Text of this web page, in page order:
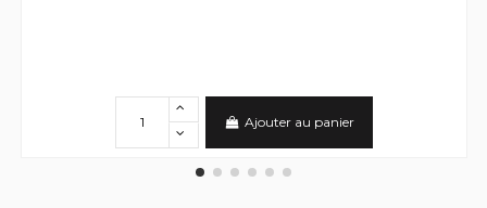
Ajouter au panier